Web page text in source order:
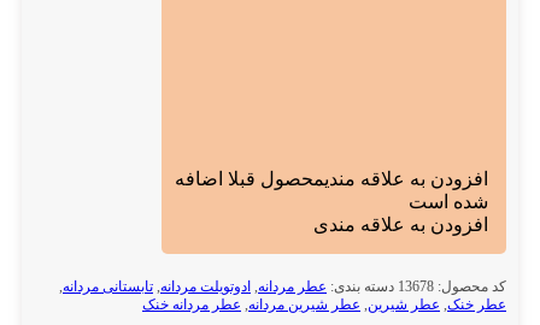
افزودن به علاقه مندیمحصول قبلا اضافه
شده است
افزودن به علاقه مندی
کد محصول: 13678 دسته بندی: عطر مردانه, ادوتویلت مردانه, تابستانی مردانه,
عطر خنک, عطر شیرین, عطر شیرین مردانه, عطر مردانه خنک